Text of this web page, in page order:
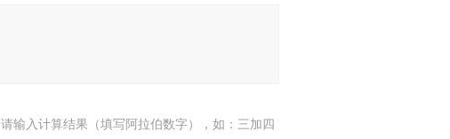
请输入计算结果（填写阿拉伯数字），如：三加四